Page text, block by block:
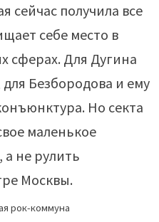
сейчас получила все
себе место в
сферах. Для Дугина
Безбородова и ему
Но секта
маленькое
не рулить
Москвы.
рок-коммуна